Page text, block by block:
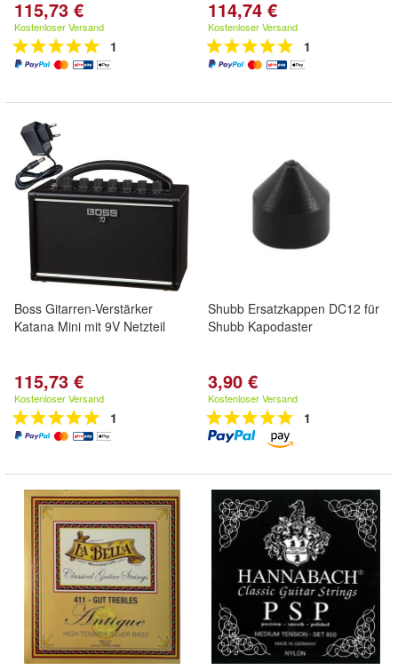
115,73 €
Kostenloser Versand
1
114,74 €
Kostenloser Versand
1
Boss Gitarren-Verstärker
Katana Mini mit 9V Netzteil
115,73 €
Kostenloser Versand
1
Shubb Ersatzkappen DC12 für
Shubb Kapodaster
3,90 €
Kostenloser Versand
1